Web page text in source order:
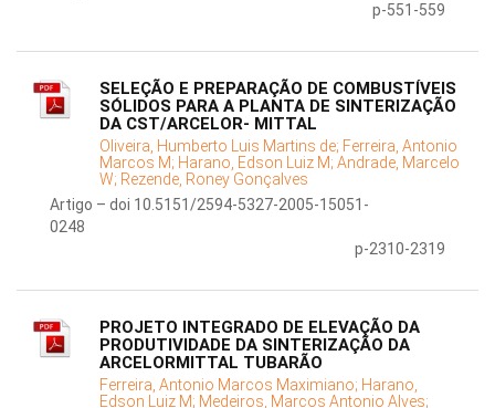
p-551-559
SELEÇÃO E PREPARAÇÃO DE COMBUSTÍVEIS
SÓLIDOS PARA A PLANTA DE SINTERIZAÇÃO
DA CST/ARCELOR- MITTAL
Oliveira, Humberto Luis Martins de; Ferreira, Antonio
Marcos M; Harano, Edson Luiz M; Andrade, Marcelo
W; Rezende, Roney Gonçalves
Artigo – doi 10.5151/2594-5327-2005-15051-
0248
p-2310-2319
PROJETO INTEGRADO DE ELEVAÇÃO DA
PRODUTIVIDADE DA SINTERIZAÇÃO DA
ARCELORMITTAL TUBARÃO
Ferreira, Antonio Marcos Maximiano; Harano,
Edson Luiz M; Medeiros, Marcos Antonio Alves;